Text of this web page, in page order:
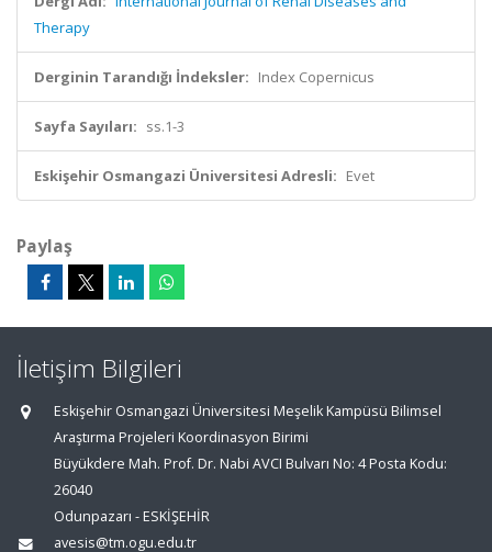
Therapy
Derginin Tarandığı İndeksler: Index Copernicus
Sayfa Sayıları: ss.1-3
Eskişehir Osmangazi Üniversitesi Adresli: Evet
Paylaş
İletişim Bilgileri
Eskişehir Osmangazi Üniversitesi Meşelik Kampüsü Bilimsel
Araştırma Projeleri Koordinasyon Birimi
Büyükdere Mah. Prof. Dr. Nabi AVCI Bulvarı No: 4 Posta Kodu:
26040
Odunpazarı - ESKİŞEHİR
avesis@tm.ogu.edu.tr